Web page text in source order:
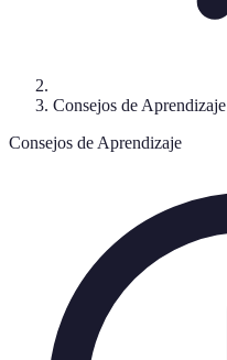
Consejos de Aprendizaje
Consejos de Aprendizaje